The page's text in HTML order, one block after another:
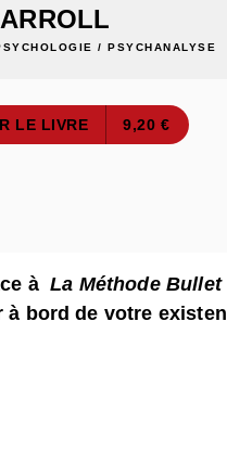
/ PSYCHANALYSE
LE LIVRE 9,20 €
àLa Méthode
à bord de votre